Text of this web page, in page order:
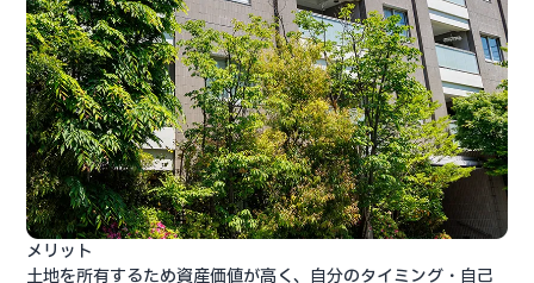
メリット
土地を所有するため資産価値が高く、自分のタイミング・自己